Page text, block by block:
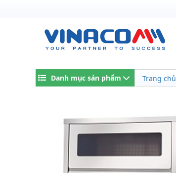
Danh mục sản phẩm Trang chủ